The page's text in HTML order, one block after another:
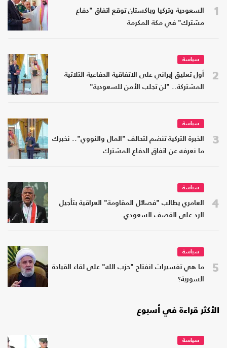
1
السعودية وتركيا وباكستان توقع اتفاق "دفاع
مشترك" في مكة المكرمة
2
سياسة
أول تعليق إيراني على الاتفاقية الدفاعية الثلاثية
المشتركة.. "لن تجلب الأمن للسعودية"
3
سياسة
الخبرة التركية تنضم لتحالف "المال والنووي".. نخبرك
ما نعرفه عن اتفاق الدفاع المشترك
4
سياسة
العامري يطالب "فصائل المقاومة" العراقية بتأجيل
الرد على القصف السعودي
5
سياسة
ما هي تفسيرات انفتاح "حزب الله" على لقاء القيادة
السورية؟
الأكثر قراءة في أسبوع
سياسة